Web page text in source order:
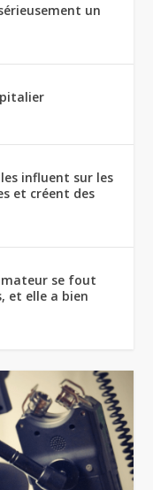
un
influent sur les
et créent des
se fout
et elle a bien